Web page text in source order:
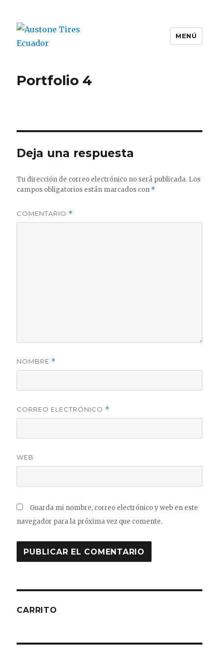
MENÚ
Portfolio 4
Deja una respuesta
Tu dirección de correo electrónico no será publicada. Los
campos obligatorios están marcados con *
COMENTARIO *
NOMBRE *
CORREO ELECTRÓNICO *
WEB
Guarda mi nombre, correo electrónico y web en este
navegador para la próxima vez que comente.
CARRITO